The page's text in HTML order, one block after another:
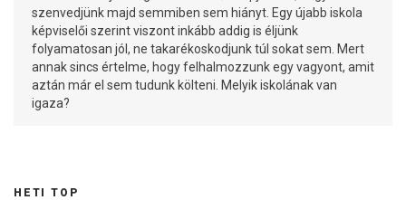
szenvedjünk majd semmiben sem hiányt. Egy újabb iskola
képviselői szerint viszont inkább addig is éljünk
folyamatosan jól, ne takarékoskodjunk túl sokat sem. Mert
annak sincs értelme, hogy felhalmozzunk egy vagyont, amit
aztán már el sem tudunk költeni. Melyik iskolának van
igaza?
HETI TOP